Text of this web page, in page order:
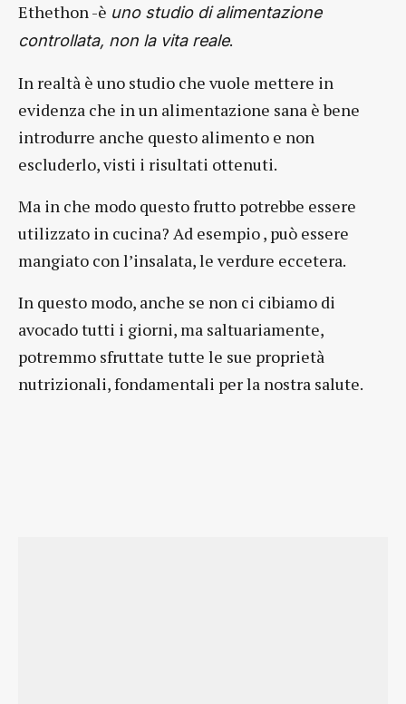
Ethethon -è uno studio di alimentazione
controllata, non la vita reale.
In realtà è uno studio che vuole mettere in
evidenza che in un alimentazione sana è bene
introdurre anche questo alimento e non
escluderlo, visti i risultati ottenuti.
Ma in che modo questo frutto potrebbe essere
utilizzato in cucina? Ad esempio , può essere
mangiato con l’insalata, le verdure eccetera.
In questo modo, anche se non ci cibiamo di
avocado tutti i giorni, ma saltuariamente,
potremmo sfruttate tutte le sue proprietà
nutrizionali, fondamentali per la nostra salute.